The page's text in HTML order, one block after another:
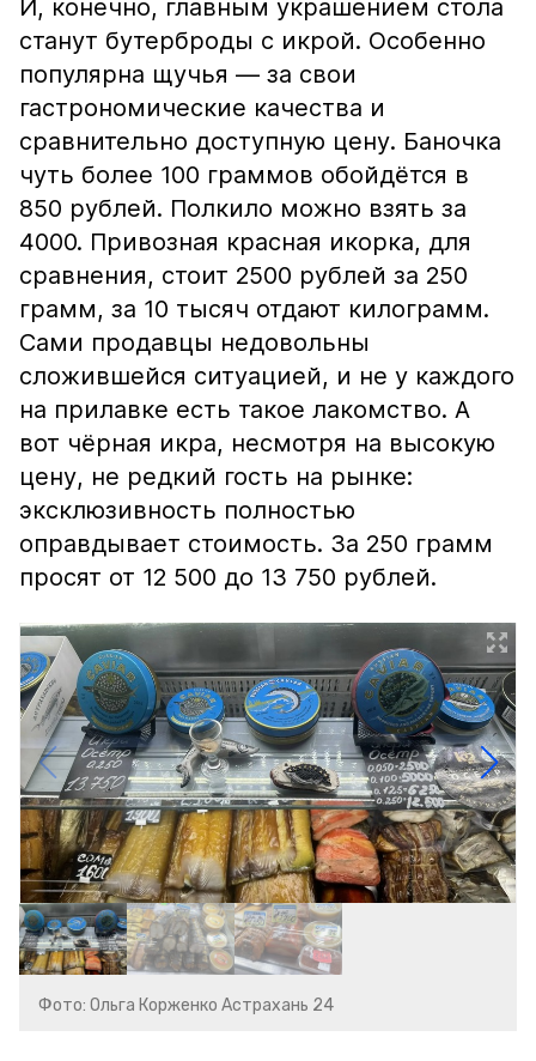
И, конечно, главным украшением стола
станут бутерброды с икрой. Особенно
популярна щучья — за свои
гастрономические качества и
сравнительно доступную цену. Баночка
чуть более 100 граммов обойдётся в
850 рублей. Полкило можно взять за
4000. Привозная красная икорка, для
сравнения, стоит 2500 рублей за 250
грамм, за 10 тысяч отдают килограмм.
Сами продавцы недовольны
сложившейся ситуацией, и не у каждого
на прилавке есть такое лакомство. А
вот чёрная икра, несмотря на высокую
цену, не редкий гость на рынке:
эксклюзивность полностью
оправдывает стоимость. За 250 грамм
просят от 12 500 до 13 750 рублей.
Фото: Ольга Корженко Астрахань 24